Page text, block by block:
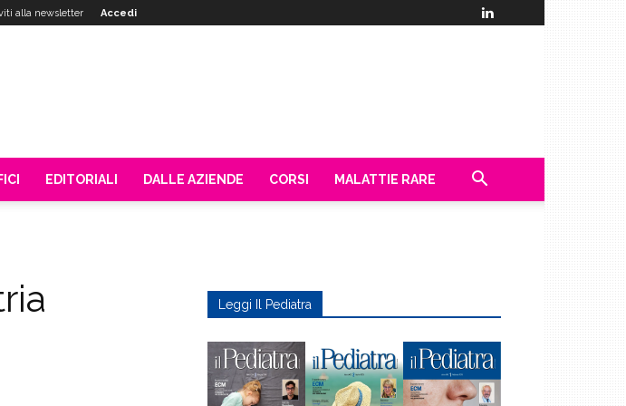
alla newsletter Accedi
EDITORIALI DALLE AZIENDE CORSI MALATTIE RARE
Leggi Il Pediatra